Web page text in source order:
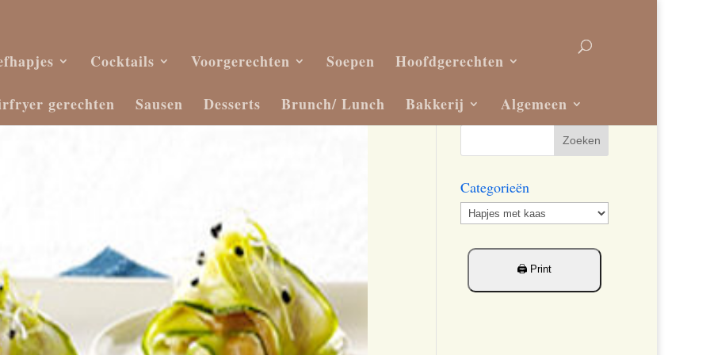
Cocktails Voorgerechten Soepen Hoofdgerechten
gerechten Sausen Desserts Brunch/ Lunch Bakkerij Algemeen
Categorieën
Categorieën